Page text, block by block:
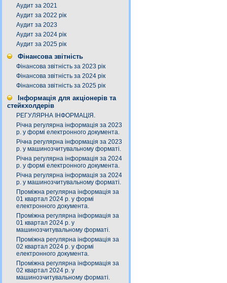
Аудит за 2021
Аудит за 2022 рік
Аудит за 2023
Аудит за 2024 рік
Аудит за 2025 рік
Фінансова звітність
Фінансова звітність за 2023 рік
Фінансова звітність за 2024 рік
Фінансова звітність за 2025 рік
Інформація для акціонерів та
стейкхолдерів
РЕГУЛЯРНА ІНФОРМАЦІЯ.
Річна регулярна інформація за 2023
р. у формі електронного документа.
Річна регулярна інформація за 2023
р. у машинозчитувальному форматі.
Річна регулярна інформація за 2024
р. у формі електронного документа.
Річна регулярна інформація за 2024
р. у машинозчитувальному форматі.
Проміжна регулярна інформація за
01 квартал 2024 р. у формі
електронного документа.
Проміжна регулярна інформація за
01 квартал 2024 р. у
машинозчитувальному форматі.
Проміжна регулярна інформація за
02 квартал 2024 р. у формі
електронного документа.
Проміжна регулярна інформація за
02 квартал 2024 р. у
машинозчитувальному форматі.